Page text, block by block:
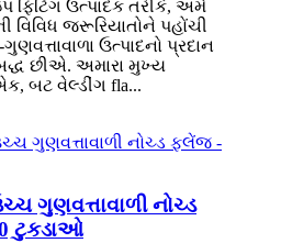
ફિટિંગ ઉત્પાદક તરીકે, અમે
વિવિધ જરૂરિયાતોને પહોંચી
ઉત્પાદનો પ્રદાન
છીએ. અમારા મુખ્ય
બટ વેલ્ડીંગ fla...
ગુણવત્તાવાળી નોચ્ડ
ટુકડાઓ